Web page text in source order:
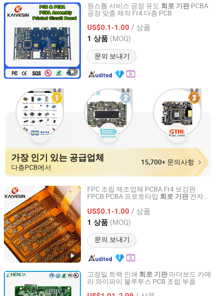
원스톱 서비스 공장 유도 회로 기판PCBA
공장 맞춤 제작 Fr4 다층 PCB
US$0.1-1.00 / 상품
1 상품 (MOQ)
문의 보내기
Guangzhou Kevis Electronic Technology Co., Ltd.
Guangdong, China 이후 2024
가장 인기 있는 공급업체
다층PCB에서
15,700+ 문의사항
FPC 조립 제조업체 PCBA Fr4 보강판
FPCB PCBA 프로토타입 회로 기판전자
US$0.1-1.00 / 상품
1 상품 (MOQ)
문의 보내기
Guangzhou Kevis Electronic Technology Co., Ltd.
Guangdong, China 이후 2024
고정밀 트랙 인쇄 회로 기판마더보드 카메
라 와이파이 블루투스 PCB 조립 부품
Shenzhen Zhendatech Co., Ltd.